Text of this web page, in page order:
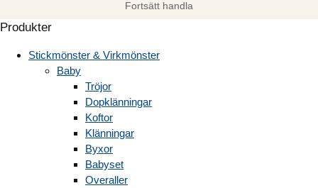
Fortsätt handla
Produkter
Stickmönster & Virkmönster
Baby
Tröjor
Dopklänningar
Koftor
Klänningar
Byxor
Babyset
Overaller